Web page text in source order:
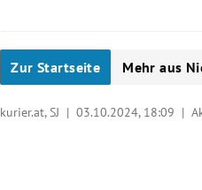
Zur Startseite Mehr aus
kurier.at, SJ |03.10.2024, 18:09 |